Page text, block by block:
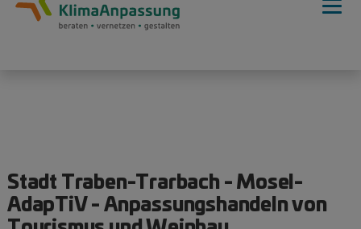
Stadt Traben-Trarbach - Mosel-
AdapTiV - Anpassungshandeln von